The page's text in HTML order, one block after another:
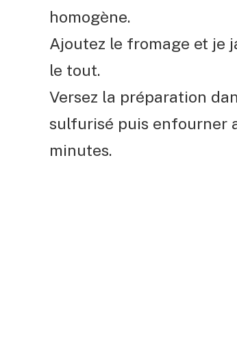
homogène.
Ajoutez le fromage et je
le tout.
Versez la préparation
sulfurisé puis enfourner
minutes.